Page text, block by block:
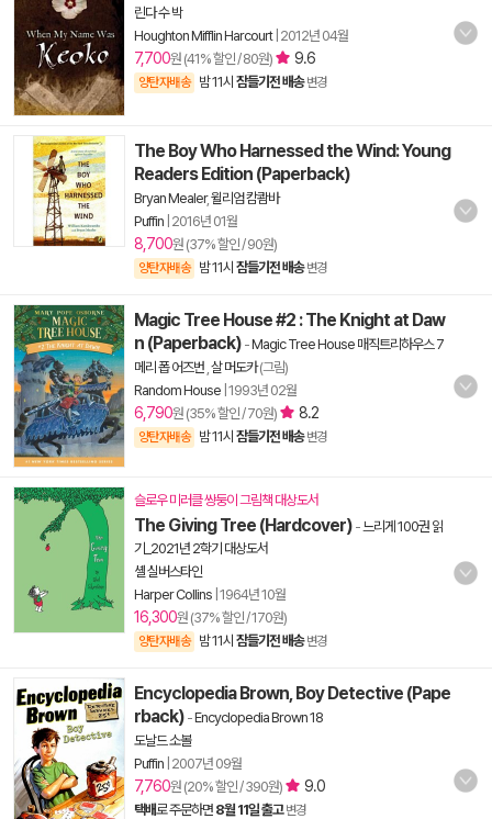
린다 수 박
Houghton Mifflin Harcourt| 2012년 04월
7,700원 (41% 할인 / 80원) 9.6
양탄자배송 밤 11시 잠들기전 배송 변경
The Boy Who Harnessed the Wind: Young
Readers Edition (Paperback)
Bryan Mealer,윌리엄 캄쾀바
Puffin 2016년 01월
8,700원 (37% 할인 / 90원)
양탄자배송 밤 11시 잠들기전 배송 변경
Magic Tree House #2 : The Knight at Daw
n (Paperback) -Magic Tree House 매직트리하우스 7
메리 폽 어즈번 살 머도카(그림)
Random House 1993년 02월
6,790원 (35% 할인 / 70원) 8.2
양탄자배송 밤 11시 잠들기전 배송 변경
슬로우 미러클 쌍둥이 그림책 대상도서
The Giving Tree (Hardcover) -느리게 100권 읽
기_2021년 2학기 대상도서
셸 실버스타인
Harper Collins 1964년 10월
16,300원 (37% 할인 / 170원)
양탄자배송 밤 11시 잠들기전 배송 변경
Encyclopedia Brown, Boy Detective (Pape
rback) -Encyclopedia Brown 18
도날드 소볼
Puffin 2007년 09월
7,760원 (20% 할인 / 390원) 9.0
택배로 주문하면 8월 11일 출고 변경